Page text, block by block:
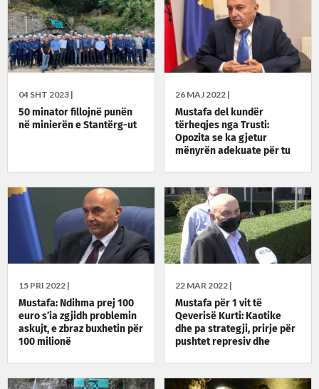
04 SHT 2023 |
50 minator fillojnë punën
në minierën e Stantërg-ut
26 MAJ 2022 |
Mustafa del kundër
tërheqjes nga Trusti:
Opozita se ka gjetur
mënyrën adekuate për tu
15 PRI 2022 |
Mustafa: Ndihma prej 100
euro s’ia zgjidh problemin
askujt, e zbraz buxhetin për
100 milionë
22 MAR 2022 |
Mustafa për 1 vit të
Qeverisë Kurti: Kaotike
dhe pa strategji, prirje për
pushtet represiv dhe